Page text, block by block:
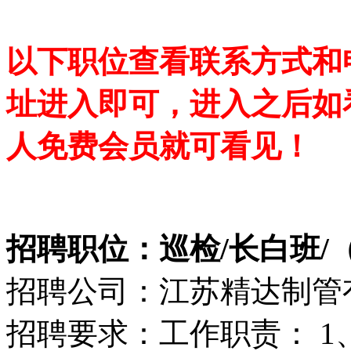
以下职位查看联系方式
址进入即可，进入之后
人免费会员就可看见！
招聘职位：巡检/长白班/
招聘公司：江苏精达制
招聘要求：工作职责： 1